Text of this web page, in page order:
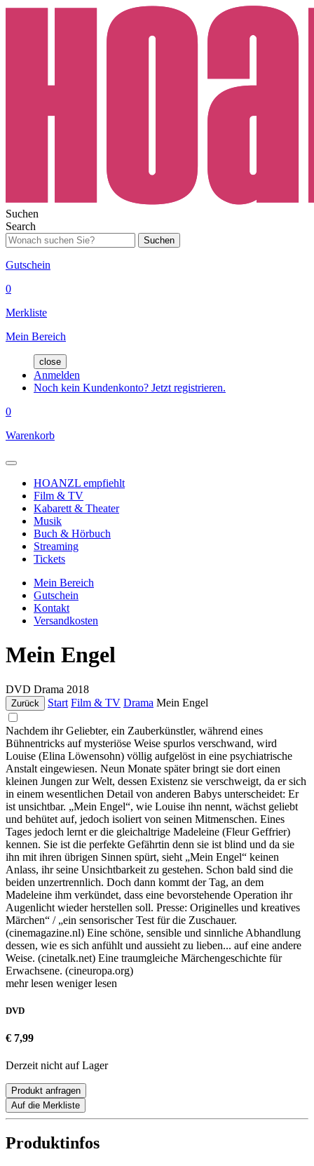
Suchen
Search
Suchen
Gutschein
0
Merkliste
Mein Bereich
close
Anmelden
Noch kein Kundenkonto? Jetzt registrieren.
0
Warenkorb
HOANZL empfiehlt
Film & TV
Kabarett & Theater
Musik
Buch & Hörbuch
Streaming
Tickets
Mein Bereich
Gutschein
Kontakt
Versandkosten
Mein Engel
DVD Drama 2018
Zurück Start Film & TV Drama Mein Engel
Nachdem ihr Geliebter, ein Zauberkünstler, während eines
Bühnentricks auf mysteriöse Weise spurlos verschwand, wird
Louise (Elina Löwensohn) völlig aufgelöst in eine psychiatrische
Anstalt eingewiesen. Neun Monate später bringt sie dort einen
kleinen Jungen zur Welt, dessen Existenz sie verschweigt, da er sich
in einem wesentlichen Detail von anderen Babys unterscheidet: Er
ist unsichtbar. „Mein Engel“, wie Louise ihn nennt, wächst geliebt
und behütet auf, jedoch isoliert von seinen Mitmenschen. Eines
Tages jedoch lernt er die gleichaltrige Madeleine (Fleur Geffrier)
kennen. Sie ist die perfekte Gefährtin denn sie ist blind und da sie
ihn mit ihren übrigen Sinnen spürt, sieht „Mein Engel“ keinen
Anlass, ihr seine Unsichtbarkeit zu gestehen. Schon bald sind die
beiden unzertrennlich. Doch dann kommt der Tag, an dem
Madeleine ihm verkündet, dass eine bevorstehende Operation ihr
Augenlicht wieder herstellen soll. Presse: Originelles und kreatives
Märchen“ / „ein sensorischer Test für die Zuschauer.
(cinemagazine.nl) Eine schöne, sensible und sinnliche Abhandlung
dessen, wie es sich anfühlt und aussieht zu lieben... auf eine andere
Weise. (cinetalk.net) Eine traumgleiche Märchengeschichte für
Erwachsene. (cineuropa.org)
mehr lesen weniger lesen
DVD
€ 7,99
Derzeit nicht auf Lager
Produkt anfragen
Auf die Merkliste
Produktinfos